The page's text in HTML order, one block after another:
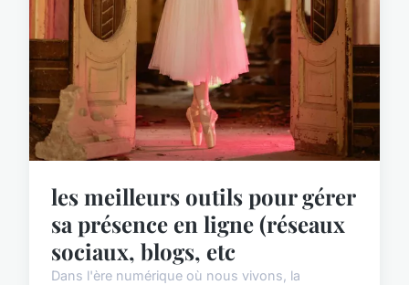
les meilleurs outils pour gérer
sa présence en ligne (réseaux
sociaux, blogs, etc
Dans l'ère numérique où nous vivons, la